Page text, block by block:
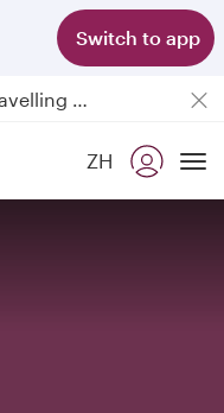
Switch to app
Passengers flying between Doha and Auckland on QR914 and QR915
18 June 2026: Updates on Travelling with Power Banks
ZH